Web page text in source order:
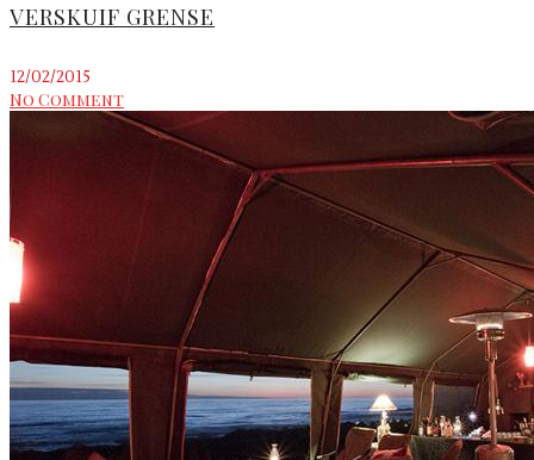
VERSKUIF GRENSE
12/02/2015
No Comment